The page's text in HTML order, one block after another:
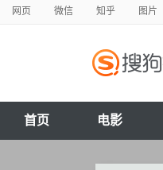
网页 微信 知乎 图片
首页 电影